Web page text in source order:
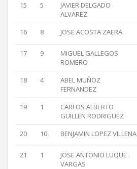
15 5
JAVIER DELGADO
ALVAREZ
16 8 JOSE ACOSTA ZAERA
17 9
MIGUEL GALLEGOS
ROMERO
18 4
ABEL MUÑOZ
FERNANDEZ
19 1
CARLOS ALBERTO
GUILLEN RODRIGUEZ
20 10 BENJAMIN LOPEZ VILLENA
21 1
JOSE ANTONIO LUQUE
VARGAS